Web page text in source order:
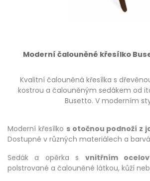
Moderní čalouněné křesílko
Kvalitní čalouněná křesílka s
kostrou a čalouněným sedákem od
Busetto. V moderním
Moderní křesílko s otočnou podnoží z
Dostupné v různých materiálech a
Sedák a opěrka s vnitřním
polstrované a čalouněné látkou, kůží